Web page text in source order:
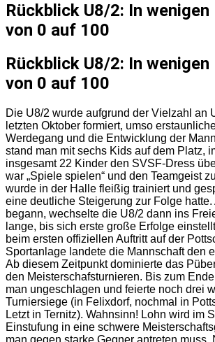
Rückblick U8/2: In
von 0 auf 100
Rückblick U8/2: In
von 0 auf 100
Die U8/2 wurde aufgrund der Vielzahl an
letzten Oktober formiert, umso
Werdegang und die Entwicklung der
stand man mit sechs Kids auf dem Platz,
insgesamt 22 Kinder den SVSF-Dress
war „Spiele spielen“ und den Teamgeist
wurde in der Halle fleißig trainiert und
eine deutliche Steigerung zur Folge
begann, wechselte die U8/2 dann ins
lange, bis sich erste große Erfolge
beim ersten offiziellen Auftritt auf der
Sportanlage landete die Mannschaft den
Ab diesem Zeitpunkt dominierte das
den Meisterschafsturnieren. Bis zum
man ungeschlagen und feierte noch drei
Turniersiege (in Felixdorf, nochmal in
Letzt in Ternitz). Wahnsinn! Lohn wird im
Einstufung in eine schwere